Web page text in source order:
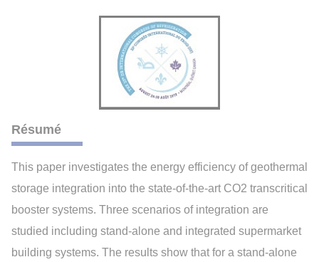
Résumé
This paper investigates the energy efficiency of geothermal
storage integration into the state-of-the-art CO2 transcritical
booster systems. Three scenarios of integration are
studied including stand-alone and integrated supermarket
building systems. The results show that for a stand-alone